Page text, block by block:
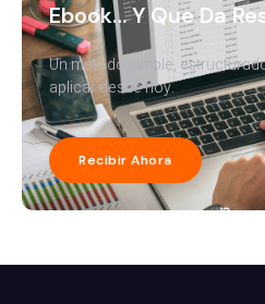
Ebook… Y Que Da
Un método simple,
aplicar desde hoy.
Recibir Ahora